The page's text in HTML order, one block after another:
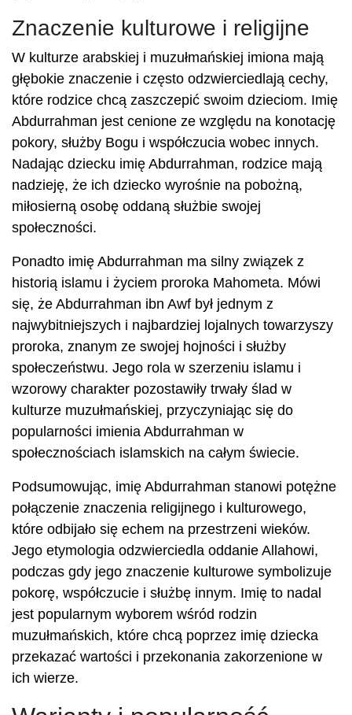
Znaczenie kulturowe i religijne
W kulturze arabskiej i muzułmańskiej imiona mają
głębokie znaczenie i często odzwierciedlają cechy,
które rodzice chcą zaszczepić swoim dzieciom. Imię
Abdurrahman jest cenione ze względu na konotację
pokory, służby Bogu i współczucia wobec innych.
Nadając dziecku imię Abdurrahman, rodzice mają
nadzieję, że ich dziecko wyrośnie na pobożną,
miłosierną osobę oddaną służbie swojej
społeczności.
Ponadto imię Abdurrahman ma silny związek z
historią islamu i życiem proroka Mahometa. Mówi
się, że Abdurrahman ibn Awf był jednym z
najwybitniejszych i najbardziej lojalnych towarzyszy
proroka, znanym ze swojej hojności i służby
społeczeństwu. Jego rola w szerzeniu islamu i
wzorowy charakter pozostawiły trwały ślad w
kulturze muzułmańskiej, przyczyniając się do
popularności imienia Abdurrahman w
społecznościach islamskich na całym świecie.
Podsumowując, imię Abdurrahman stanowi potężne
połączenie znaczenia religijnego i kulturowego,
które odbijało się echem na przestrzeni wieków.
Jego etymologia odzwierciedla oddanie Allahowi,
podczas gdy jego znaczenie kulturowe symbolizuje
pokorę, współczucie i służbę innym. Imię to nadal
jest popularnym wyborem wśród rodzin
muzułmańskich, które chcą poprzez imię dziecka
przekazać wartości i przekonania zakorzenione w
ich wierze.